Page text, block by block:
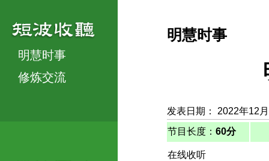
明慧时事
修炼交流
明慧时事
发表日期： 2022年12
节目长度： 60分
在线收听